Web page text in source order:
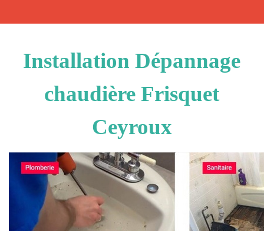
Installation Dépannage
chaudière Frisquet
Ceyroux